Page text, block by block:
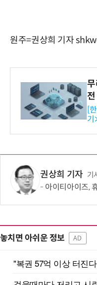
원주=권상희 기자
확
[
기
권상희 기자 기
아이티아이즈, 휴·폐업 의료기관
놓치면 아쉬운 정보 AD